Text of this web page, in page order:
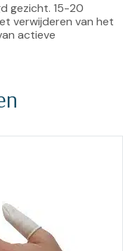
gezicht. 15-20
verwijderen van het
actieve